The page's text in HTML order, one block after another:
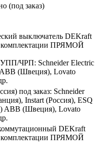
(под заказ)
выключатель DEKraft
комплектации ПРЯМОЙ
УПП/ЧРП: Schneider Electric
(Швеция), Lovato
под заказ: Schneider
Instart (Россия), ESQ
ABB (Швеция), Lovato
DEKraft
комплектации ПРЯМОЙ